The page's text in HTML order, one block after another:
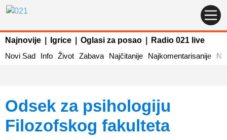
Najnovije Igrice Oglasi za posao
Radio 021 live
Novi Sad
Info Život Zabava Najčitanije Najkomentarisanije
Odsek za psihologiju
Filozofskog fakulteta